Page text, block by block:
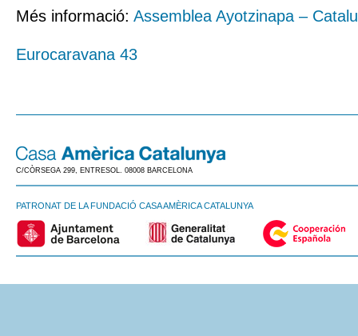
Més informació: Assemblea Ayotzinapa –
Eurocaravana 43
C/CÒRSEGA 299, ENTRESOL. 08008 BARCELONA
PATRONAT DE LA FUNDACIÓ CASA AMÈRICA CATALUNYA